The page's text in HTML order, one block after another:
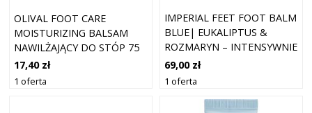
OLIVAL FOOT CARE
MOISTURIZING BALSAM
NAWILŻAJĄCY DO STÓP 75
ML
17,40 zł
1 oferta
IMPERIAL FEET FOOT BALM
BLUE| EUKALIPTUS &
ROZMARYN – INTENSYWNIE
REGENERUJĄCY BALSAM DO
STÓP
69,00 zł
1 oferta